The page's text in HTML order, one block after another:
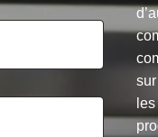
sur
les